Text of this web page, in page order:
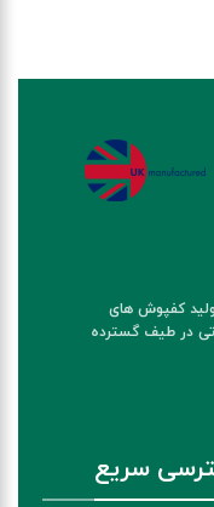
کفپوش های
در طیف گسترده
سریع